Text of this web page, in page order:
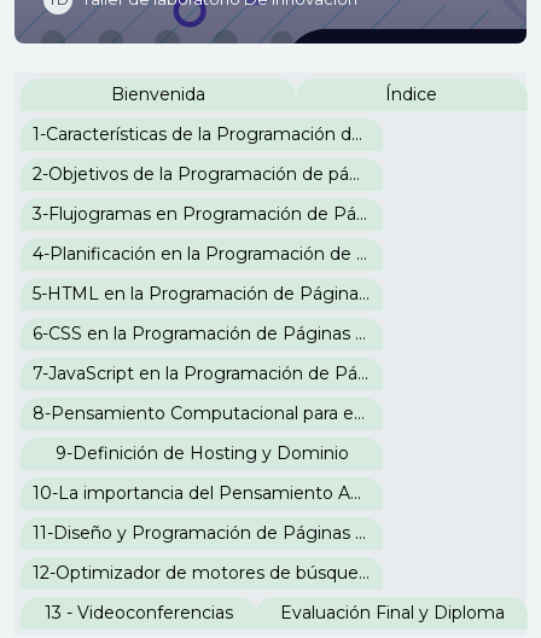
Perfilado de sección
Bienvenida
Índice
1-Características de la Programación de Páginas Web
2-Objetivos de la Programación de páginas web
3-Flujogramas en Programación de Páginas Web
4-Planificación en la Programación de páginas web
5-HTML en la Programación de Páginas Web
6-CSS en la Programación de Páginas Web
7-JavaScript en la Programación de Páginas Web
8-Pensamiento Computacional para entender la Programación de Páginas Web
9-Definición de Hosting y Dominio
10-La importancia del Pensamiento Abstracto en Programación de Páginas Web
11-Diseño y Programación de Páginas Web en Wordpress
12-Optimizador de motores de búsqueda SEO
13 - Videoconferencias
Evaluación Final y Diploma